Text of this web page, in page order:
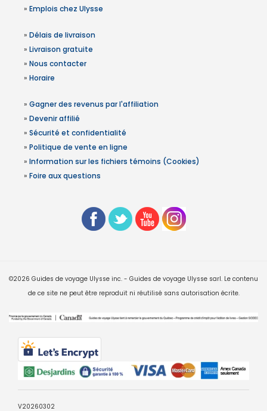
» Emplois chez Ulysse
» Délais de livraison
» Livraison gratuite
» Nous contacter
» Horaire
» Gagner des revenus par l'affiliation
» Devenir affilié
» Sécurité et confidentialité
» Politique de vente en ligne
» Information sur les fichiers témoins (Cookies)
» Foire aux questions
©2026 Guides de voyage Ulysse inc. - Guides de voyage Ulysse sarl. Le contenu
de ce site ne peut être reproduit ni réutilisé sans autorisation écrite.
V20260302